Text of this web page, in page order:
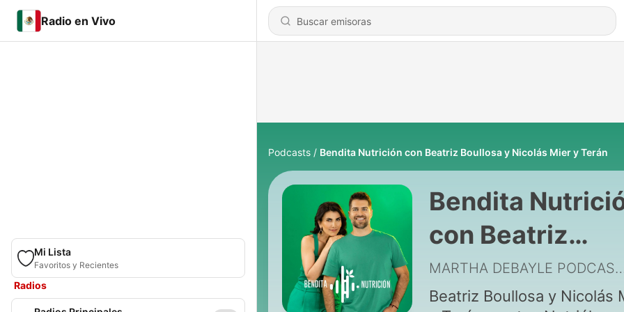
Radio en Vivo
Mi Lista
Favoritos y Recientes
Radios
Podcasts Bendita Nutrición con Beatriz Boullosa y Nicolás Mier y Terán
Bendita
con Beatriz
Boullosa y
Mier y Terán
MARTHA
Beatriz Boullosa y Nicolás